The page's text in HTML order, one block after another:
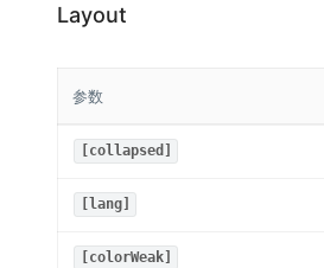
Layout
参数
[collapsed]
[lang]
[colorWeak]